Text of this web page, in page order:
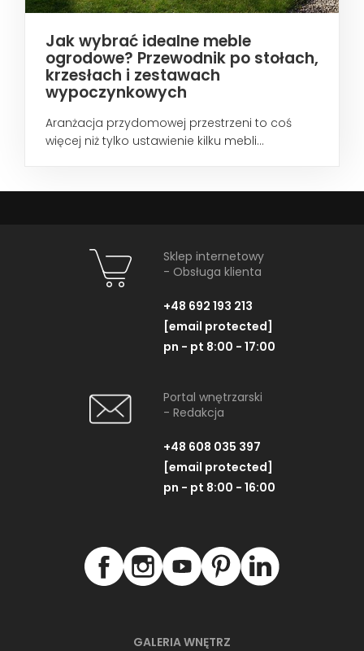
Jak wybrać idealne meble
ogrodowe? Przewodnik po stołach,
krzesłach i zestawach
wypoczynkowych
Aranżacja przydomowej przestrzeni to coś
więcej niż tylko ustawienie kilku mebli...
GALERIA WNĘTRZ
Sklep internetowy
- Obsługa klienta
+48 692 193 213
[email protected]
pn - pt 8:00 - 17:00
Portal wnętrzarski
- Redakcja
+48 608 035 397
[email protected]
pn - pt 8:00 - 16:00